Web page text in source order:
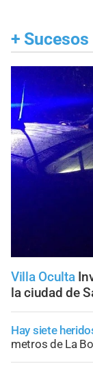
+ Sucesos
Villa Oculta
la ciudad de
Hay siete
metros de La